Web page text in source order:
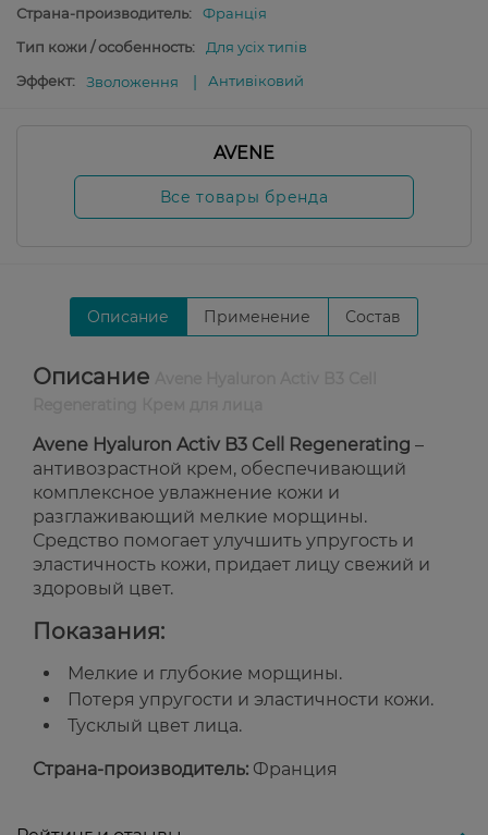
Страна-производитель:
Франція
Тип кожи / особенность:
Для усіх типів
Эффект:
Зволоження Антивіковий
AVENE
Все товары бренда
Описание Применение Состав
Описание
Avene Hyaluron Activ B3 Cell Regenerating –
антивозрастной крем, обеспечивающий
комплексное увлажнение кожи и
разглаживающий мелкие морщины.
Средство помогает улучшить упругость и
эластичность кожи, придает лицу свежий и
здоровый цвет.
Показания:
Мелкие и глубокие морщины.
Потеря упругости и эластичности кожи.
Тусклый цвет лица.
Страна-производитель: Франция